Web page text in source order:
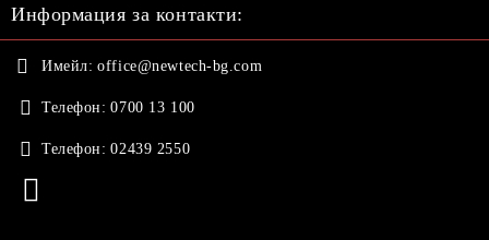
Информация за контакти:
Имейл: office@newtech-bg.com
Телефон: 0700 13 100
Телефон: 02439 2550